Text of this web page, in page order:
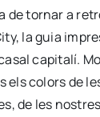
de tor­nar a
la guia
capi­ta­lí.
els colors de
de les